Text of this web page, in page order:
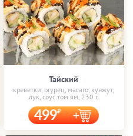
Тайский
креветки, огурец, масаго, кунжут,
лук, соус том ям, 230 г.
499